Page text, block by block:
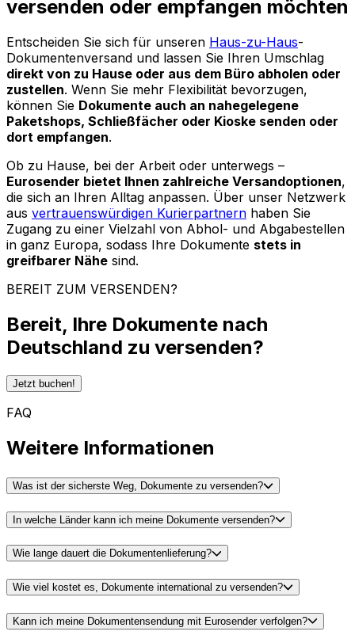
versenden oder empfangen möchten
Entscheiden Sie sich für unseren Haus-zu-Haus-
Dokumentenversand und lassen Sie Ihren Umschlag
direkt von zu Hause oder aus dem Büro abholen oder
zustellen. Wenn Sie mehr Flexibilität bevorzugen,
können Sie Dokumente auch an nahegelegene
Paketshops, Schließfächer oder Kioske senden oder
dort empfangen.
Ob zu Hause, bei der Arbeit oder unterwegs –
Eurosender bietet Ihnen zahlreiche Versandoptionen,
die sich an Ihren Alltag anpassen. Über unser Netzwerk
aus vertrauenswürdigen Kurierpartnern haben Sie
Zugang zu einer Vielzahl von Abhol- und Abgabestellen
in ganz Europa, sodass Ihre Dokumente stets in
greifbarer Nähe sind.
BEREIT ZUM VERSENDEN?
Bereit, Ihre Dokumente nach
Deutschland zu versenden?
Jetzt buchen!
FAQ
Weitere Informationen
Was ist der sicherste Weg, Dokumente zu versenden?
In welche Länder kann ich meine Dokumente versenden?
Wie lange dauert die Dokumentenlieferung?
Wie viel kostet es, Dokumente international zu versenden?
Kann ich meine Dokumentensendung mit Eurosender verfolgen?